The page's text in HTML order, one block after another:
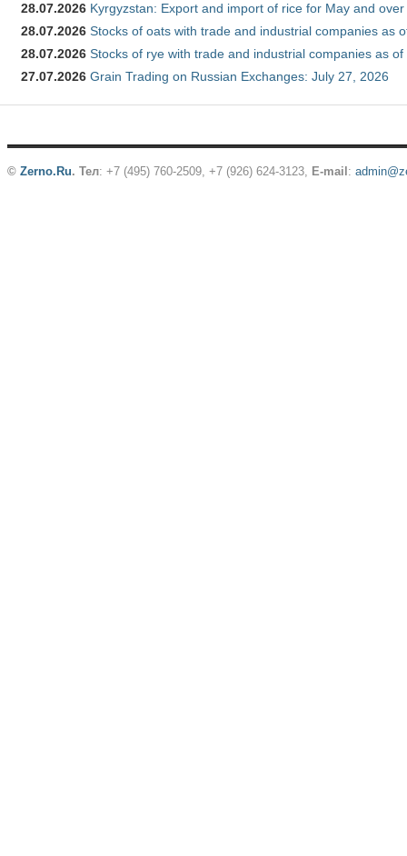
28.07.2026 Kyrgyzstan: Export and import of rice for May and
28.07.2026 Stocks of oats with trade and industrial companies as
28.07.2026 Stocks of rye with trade and industrial companies as
27.07.2026 Grain Trading on Russian Exchanges: July 27, 2026
© Zerno.Ru. Тел: +7 (495) 760-2509, +7 (926) 624-3123, E-mail :